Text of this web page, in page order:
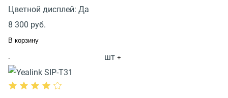
Цветной дисплей: Да
8 300 руб.
В корзину
- шт +